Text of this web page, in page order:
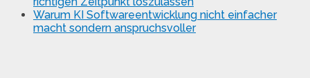
Warum KI Softwareentwicklung nicht einfacher
macht sondern anspruchsvoller